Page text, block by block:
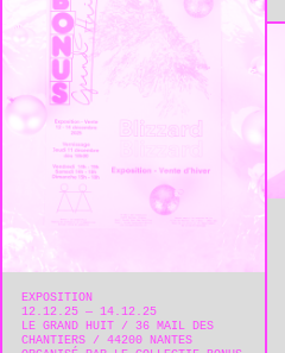
EXPOSITION
12.12.25 — 14.12.25
LE GRAND HUIT
36 MAIL DES
CHANTIERS
44200 NANTES